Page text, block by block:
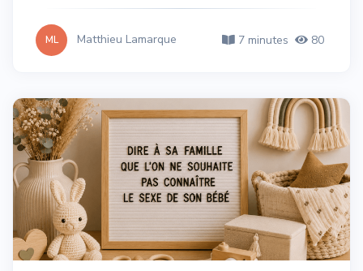
ML Matthieu Lamarque 7 minutes 80